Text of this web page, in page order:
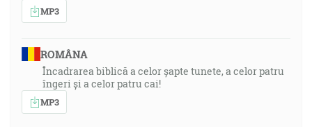
MP3
ROMÂNA
Încadrarea biblică a celor șapte tunete, a celor patru
îngeri și a celor patru cai!
MP3